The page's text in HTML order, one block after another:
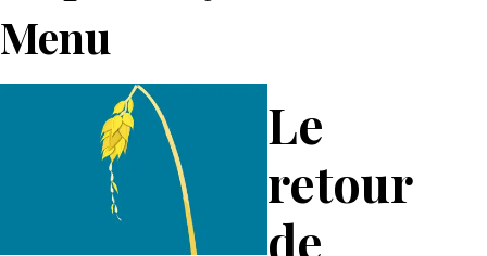
Menu
Le
retour
de